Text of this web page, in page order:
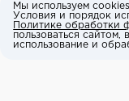
Мы используем
Условия и порядок
Политике обработки
пользоваться сайтом,
использование и